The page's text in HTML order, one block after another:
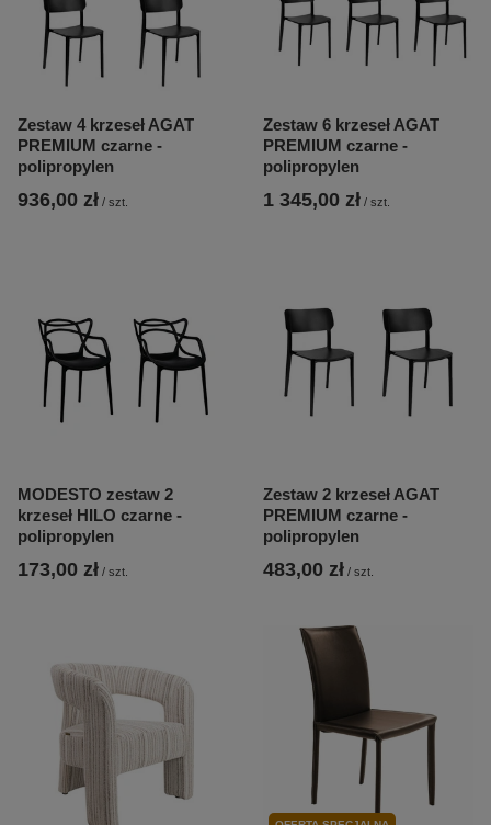
Zestaw 4 krzeseł AGAT
PREMIUM czarne -
polipropylen
936,00 zł / szt.
Zestaw 6 krzeseł AGAT
PREMIUM czarne -
polipropylen
1 345,00 zł / szt.
MODESTO zestaw 2
krzeseł HILO czarne -
polipropylen
173,00 zł / szt.
Zestaw 2 krzeseł AGAT
PREMIUM czarne -
polipropylen
483,00 zł / szt.